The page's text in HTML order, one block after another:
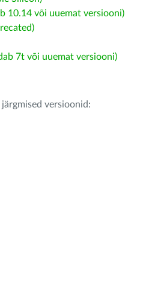
10.14 või uuemat versiooni)
7t või uuemat versiooni)
versioonid: